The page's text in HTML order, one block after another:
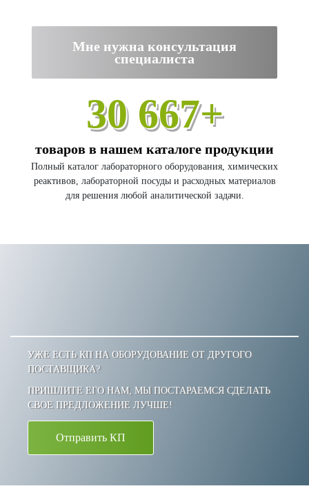
Мне нужна консультация
специалиста
30 667+
товаров в нашем каталоге продукции
Полный каталог лабораторного оборудования, химических
реактивов, лабораторной посуды и расходных материалов
для решения любой аналитической задачи.
УЖЕ ЕСТЬ КП НА ОБОРУДОВАНИЕ ОТ ДРУГОГО
ПОСТАВЩИКА?
ПРИШЛИТЕ ЕГО НАМ, МЫ ПОСТАРАЕМСЯ СДЕЛАТЬ
СВОЕ ПРЕДЛОЖЕНИЕ ЛУЧШЕ!
Отправить КП